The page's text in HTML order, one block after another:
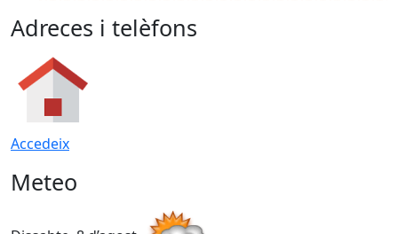
Adreces i telèfons
Accedeix
Meteo